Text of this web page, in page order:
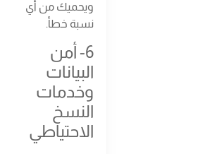
ويحميك من أي
نسبة خطأ.
6- أمن
البيانات
وخدمات
النسخ
الاحتياطي